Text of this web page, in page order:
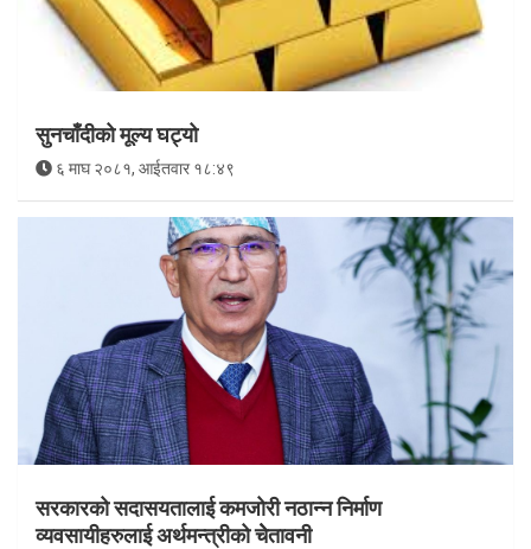
सुनचाँदीको मूल्य घट्यो
६ माघ २०८१, आईतवार १८:४९
सरकारको सदासयतालाई कमजोरी नठान्न निर्माण
व्यवसायीहरुलाई अर्थमन्त्रीको चेेतावनी